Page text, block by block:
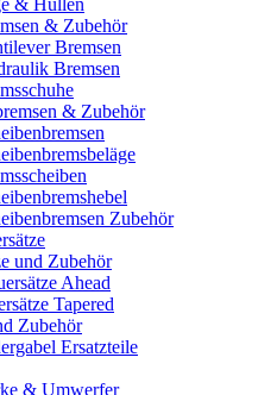
& Hüllen
& Zubehör
Bremsen
Bremsen
& Zubehör
Zubehör
und Zubehör
Ahead
Tapered
Zubehör
Ersatzteile
& Umwerfer